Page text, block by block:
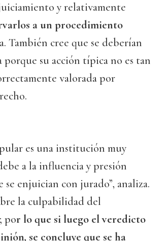
y relativamente
a un procedimiento
También cree que se deberían
su acción típica no es tan
valorada por
es una institución muy
a la influencia y presión
enjuician con jurado”, analiza.
la culpabilidad del
por lo que si luego el veredicto
se concluye que se ha